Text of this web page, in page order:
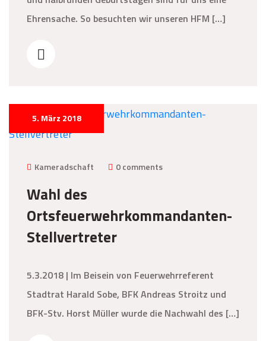
Ehrensache. So besuchten wir unseren HFM […]
5. März 2018
Kameradschaft 0 comments
Wahl des
Ortsfeuerwehrkommandanten-
Stellvertreter
5.3.2018 | Im Beisein von Feuerwehrreferent
Stadtrat Harald Sobe, BFK Andreas Stroitz und
BFK-Stv. Horst Müller wurde die Nachwahl des […]